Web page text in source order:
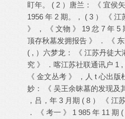
盯年。 ( 2 ）唐兰： 《 宜侯
1956 年 2 期。， ( 3 ） 《
》 ， 《 文物 》 19 忿 7 年 5
顶存秋墓发拥报告 》 ． 《
( , ）六梦龙： 《 江苏丹徒
究 》 ．喀江苏社联通讯户 1 ,
《 金文丛考 》 ，人 t 心出
妙： 《 吴王余昧墓的发现及
，吕，年 3 月期 ( 8 ） 《 江
． 《 考一 》 1 985 年 11 期